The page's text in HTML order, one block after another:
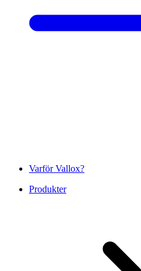
Varför Vallox?
Produkter